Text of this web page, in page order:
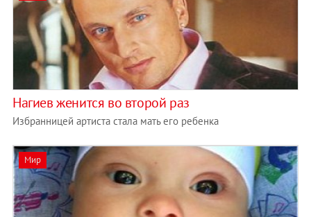
Нагиев женится во второй раз
Избранницей артиста стала мать его ребенка
Мир